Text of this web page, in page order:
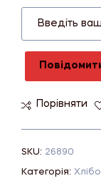
Порівняти
SKU: 26890
Категорія: